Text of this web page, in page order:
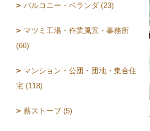
バルコニー・ベランダ (23)
マツミ工場・作業風景・事務所
(66)
マンション・公団・団地・集合住
宅 (118)
薪ストーブ (5)